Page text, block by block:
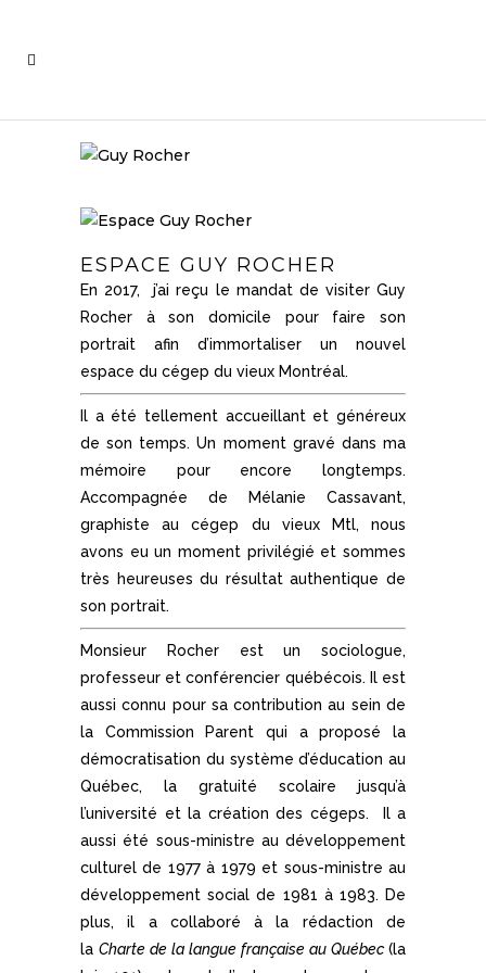
ESPACE GUY ROCHER
En 2017, j’ai reçu le mandat de visiter Guy
Rocher à son domicile pour faire son
portrait afin d’immortaliser un nouvel
espace du cégep du vieux Montréal.
Il a été tellement accueillant et généreux
de son temps. Un moment gravé dans ma
mémoire pour encore longtemps.
Accompagnée de Mélanie Cassavant,
graphiste au cégep du vieux Mtl, nous
avons eu un moment privilégié et sommes
très heureuses du résultat authentique de
son portrait.
Monsieur Rocher est un sociologue,
professeur et conférencier québécois. Il est
aussi connu pour sa contribution au sein de
la Commission Parent qui a proposé la
démocratisation du système d’éducation au
Québec, la gratuité scolaire jusqu’à
l’université et la création des cégeps. Il a
aussi été sous-ministre au développement
culturel de 1977 à 1979 et sous-ministre au
développement social de 1981 à 1983. De
plus, il a collaboré à la rédaction de
la Charte de la langue française au Québec(la